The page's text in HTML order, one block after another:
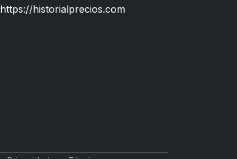
https://historialprecios.com